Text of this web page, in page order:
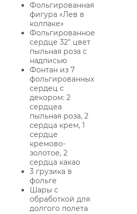
Фольгированная
фигура «Лев в
колпаке»
Фольгированное
сердце 32″ цвет
пыльная роза с
надписью
Фонтан из 7
фольгированных
сердец с
декором: 2
сердцеа
пыльная роза, 2
сердца крем, 1
сердце
кремово-
золотое, 2
сердца какао
3 грузика в
фольге
Шары с
обработкой для
долгого полета